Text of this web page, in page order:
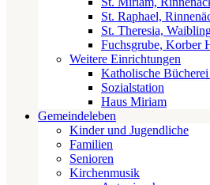
St. Raphael,
St. Theresia,
Fuchsgrube, Korber
Weitere Einrichtungen
Katholische
Sozialstation
Haus Miriam
Gemeindeleben
Kinder und Jugendliche
Familien
Senioren
Kirchenmusik